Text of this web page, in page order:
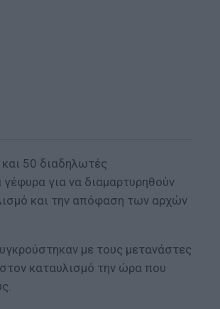
50 διαδηλωτές
για να διαμαρτυρηθούν
και την απόφαση των αρχών
με τους μετανάστες
καταυλισμό την ώρα που